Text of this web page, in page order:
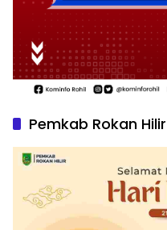
Pemkab Rokan Hilir